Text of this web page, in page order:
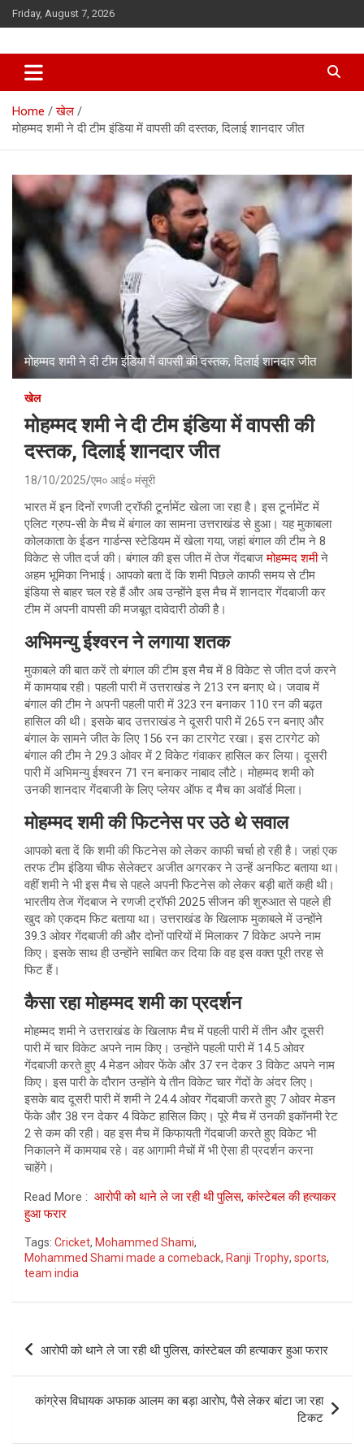
Skip
to
Friday, August 7, 2026
Home
खेल
मोहम्मद शमी ने दी टीम इंडिया में वापसी की दस्तक, दिलाई शानदार जीत
मोहम्मद शमी ने दी टीम इंडिया में वापसी की दस्तक, दिलाई शानदार जीत
खेल
मोहम्मद शमी ने दी टीम इंडिया में वापसी की
दस्तक, दिलाई शानदार जीत
18/10/2025 एम० आई० मंसूरी
भारत में इन दिनों रणजी ट्रॉफी टूर्नामेंट खेला जा रहा है। इस टूर्नामेंट में
एलिट ग्रुप-सी के मैच में बंगाल का सामना उत्तराखंड से हुआ। यह मुकाबला
कोलकाता के ईडन गार्डन्स स्टेडियम में खेला गया, जहां बंगाल की टीम ने 8
विकेट से जीत दर्ज की। बंगाल की इस जीत में तेज गेंदबाजमोहम्मद शमीने
अहम भूमिका निभाई। आपको बता दें कि शमी पिछले काफी समय से टीम
इंडिया से बाहर चल रहे हैं और अब उन्होंने इस मैच में शानदार गेंदबाजी कर
टीम में अपनी वापसी की मजबूत दावेदारी ठोकी है।
अभिमन्यु ईश्वरन ने लगाया शतक
मुकाबले की बात करें तो बंगाल की टीम इस मैच में 8 विकेट से जीत दर्ज करने
में कामयाब रही। पहली पारी में उत्तराखंड ने 213 रन बनाए थे। जवाब में
बंगाल की टीम ने अपनी पहली पारी में 323 रन बनाकर 110 रन की बढ़त
हासिल की थी। इसके बाद उत्तराखंड ने दूसरी पारी में 265 रन बनाए और
बंगाल के सामने जीत के लिए 156 रन का टारगेट रखा। इस टारगेट को
बंगाल की टीम ने 29.3 ओवर में 2 विकेट गंवाकर हासिल कर लिया। दूसरी
पारी में अभिमन्यु ईश्वरन 71 रन बनाकर नाबाद लौटे। मोहम्मद शमी को
उनकी शानदार गेंदबाजी के लिए प्लेयर ऑफ द मैच का अवॉर्ड मिला।
मोहम्मद शमी की फिटनेस पर उठे थे सवाल
आपको बता दें कि शमी की फिटनेस को लेकर काफी चर्चा हो रही है। जहां एक
तरफ टीम इंडिया चीफ सेलेक्टर अजीत अगरकर ने उन्हें अनफिट बताया था।
वहीं शमी ने भी इस मैच से पहले अपनी फिटनेस को लेकर बड़ी बातें कही थी।
भारतीय तेज गेंदबाज ने रणजी ट्रॉफी 2025 सीजन की शुरुआत से पहले ही
खुद को एकदम फिट बताया था। उत्तराखंड के खिलाफ मुकाबले में उन्होंने
39.3 ओवर गेंदबाजी की और दोनों पारियों में मिलाकर 7 विकेट अपने नाम
किए। इसके साथ ही उन्होंने साबित कर दिया कि वह इस वक्त पूरी तरह से
फिट हैं।
कैसा रहा मोहम्मद शमी का प्रदर्शन
मोहम्मद शमी ने उत्तराखंड के खिलाफ मैच में पहली पारी में तीन और दूसरी
पारी में चार विकेट अपने नाम किए। उन्होंने पहली पारी में 14.5 ओवर
गेंदबाजी करते हुए 4 मेडन ओवर फेंके और 37 रन देकर 3 विकेट अपने नाम
किए। इस पारी के दौरान उन्होंने ये तीन विकेट चार गेंदों के अंदर लिए।
इसके बाद दूसरी पारी में शमी ने 24.4 ओवर गेंदबाजी करते हुए 7 ओवर मेडन
फेंके और 38 रन देकर 4 विकेट हासिल किए। पूरे मैच में उनकी इकॉनमी रेट
2 से कम की रही। वह इस मैच में किफायती गेंदबाजी करते हुए विकेट भी
निकालने में कामयाब रहे। वह आगामी मैचों में भी ऐसा ही प्रदर्शन करना
चाहेंगे।
Read More : आरोपी को थाने ले जा रही थी पुलिस, कांस्टेबल की हत्याकर
हुआ फरार
Tags: Cricket, Mohammed Shami,
Mohammed Shami made a comeback, Ranji Trophy, sports,
team india
Post
आरोपी को थाने ले जा रही थी पुलिस, कांस्टेबल की हत्याकर हुआ फरार
कांग्रेस विधायक अफाक आलम का बड़ा आरोप, पैसे लेकर बांटा जा रहा
टिकट